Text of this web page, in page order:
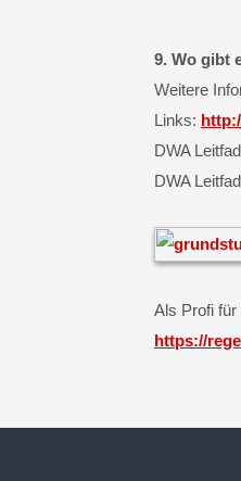
9. Wo gibt
Weitere
Links:
DWA
DWA
Als Profi für
https://